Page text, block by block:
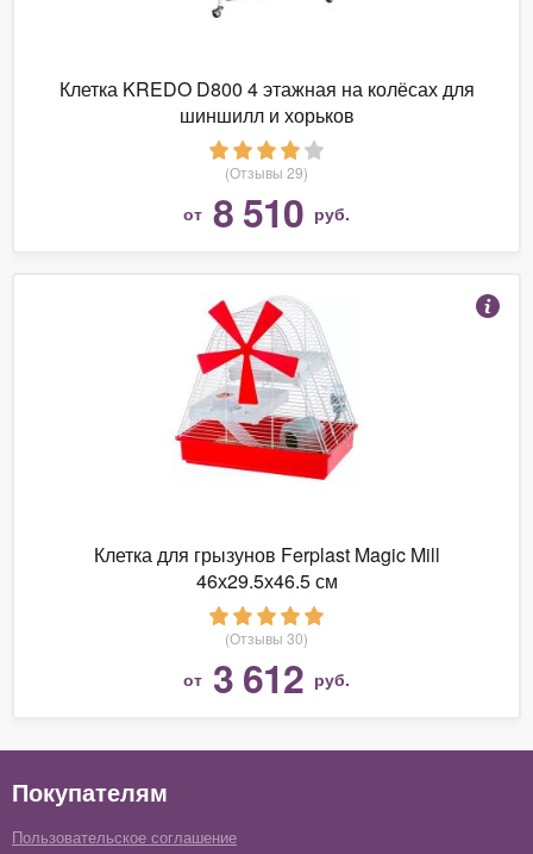
Клетка KREDO D800 4 этажная на колёсах для
шиншилл и хорьков
(Отзывы 29)
от 8 510 руб.
Клетка для грызунов Ferplast Magic Mill
46х29.5х46.5 см
(Отзывы 30)
от 3 612 руб.
Покупателям
Пользовательское соглашение